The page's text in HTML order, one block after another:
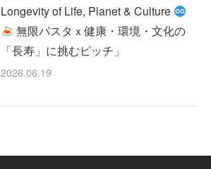
Longevity of Life, Planet & Culture
無限パスタｘ健康・環境・文化の
「長寿」に挑むピッチ」
2026.06.19